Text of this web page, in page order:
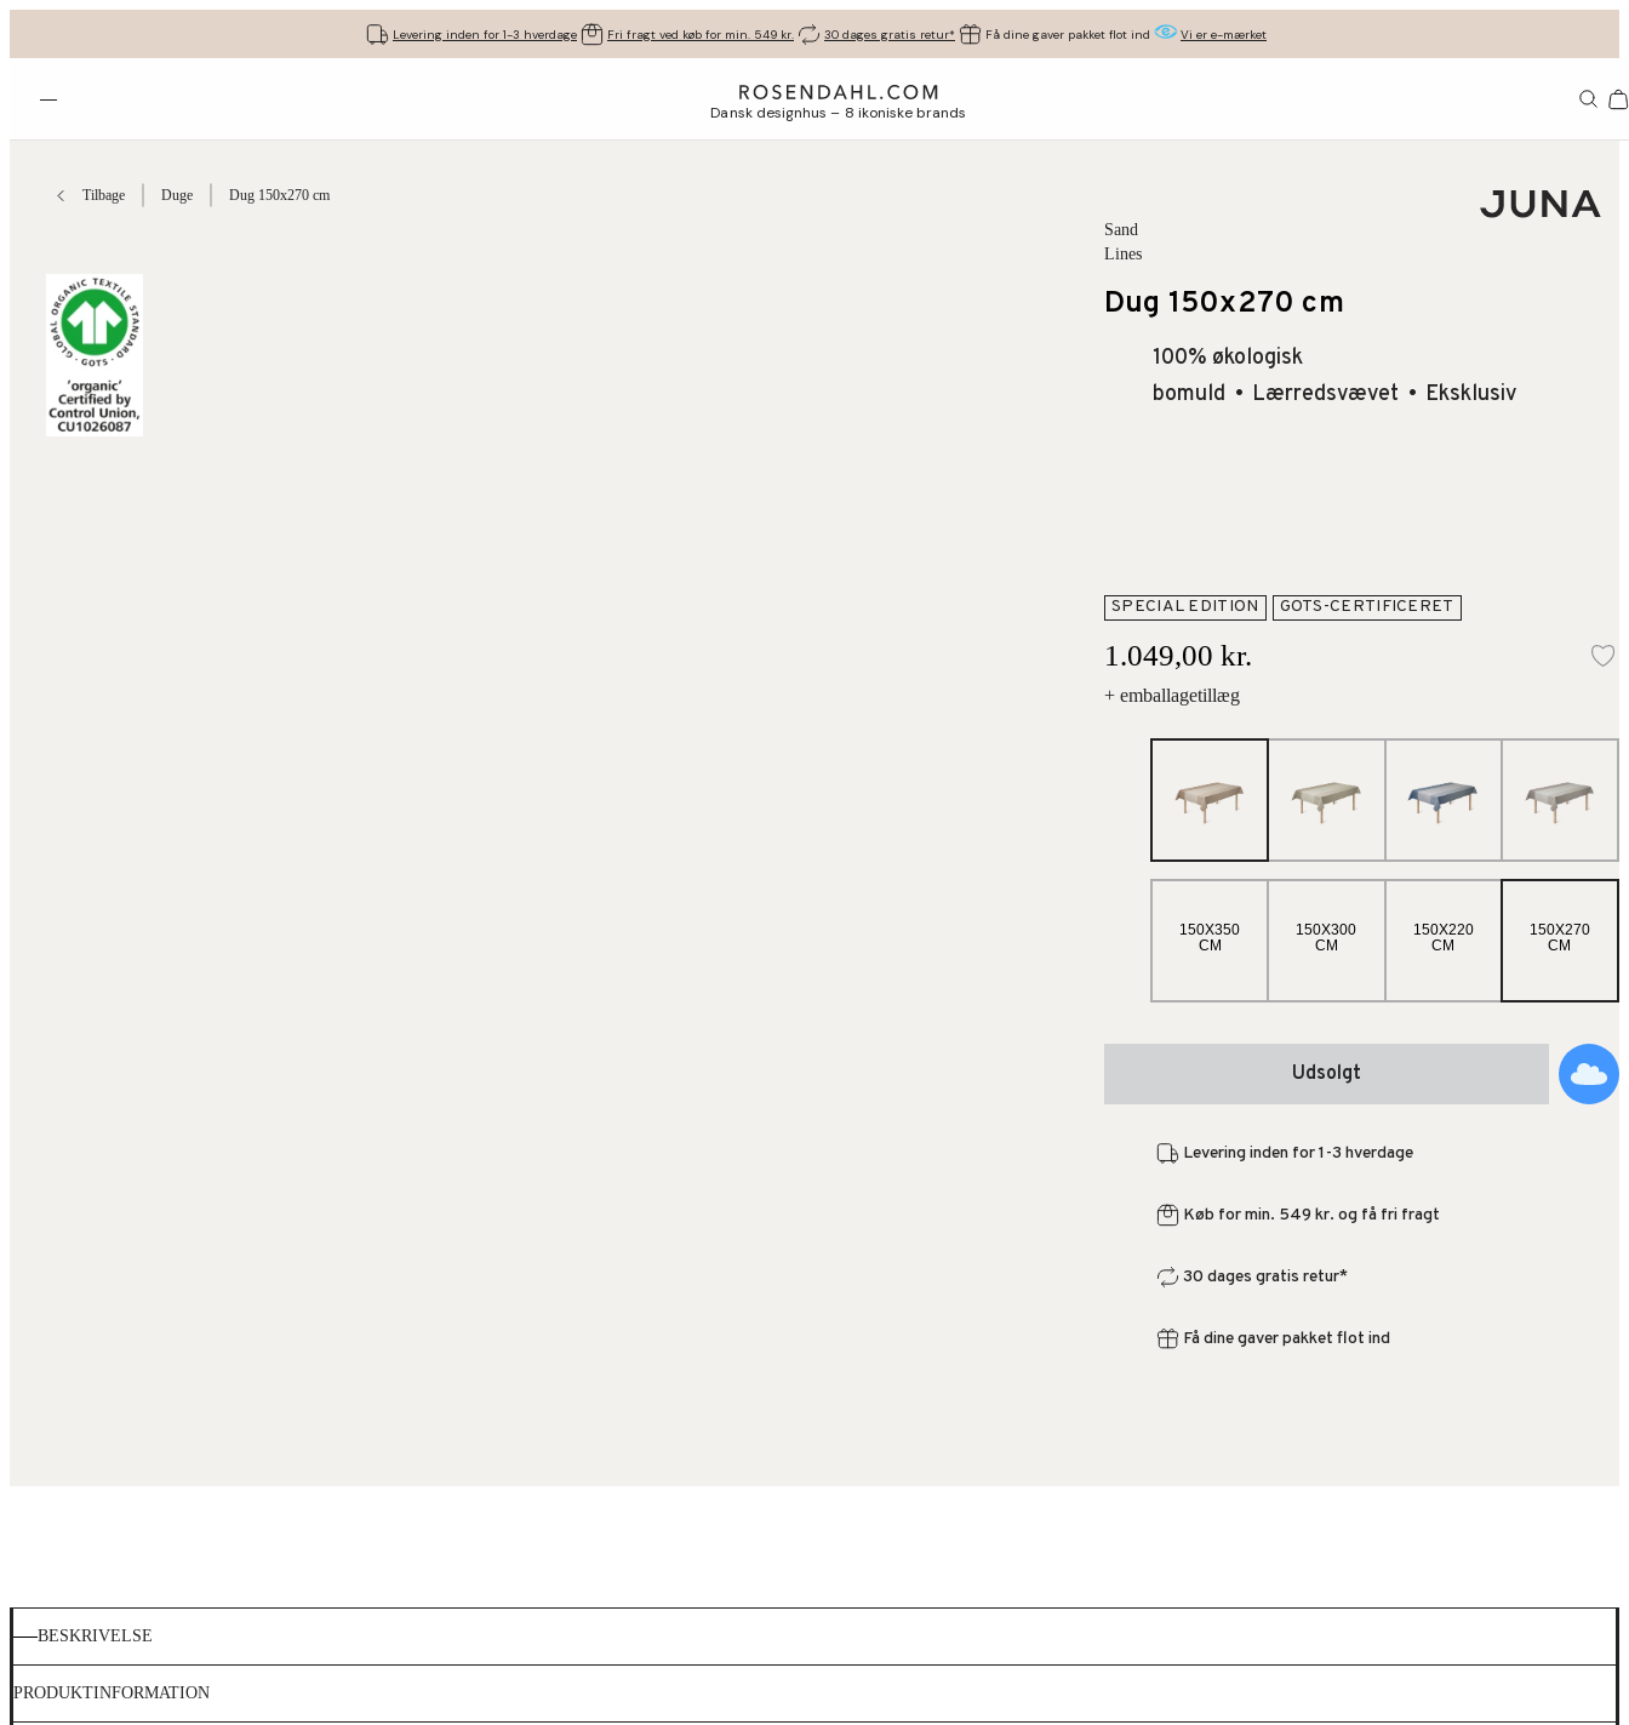
Levering inden for 1-3 hverdage Fri fragt ved køb for min. 549 kr. 30 dages gratis retur* Få dine gaver pakket flot ind Vi er e-mærket
Åbn menuen Dansk designhus – 8 ikoniske brands
Tilbage Duge Dug 150x270 cm
Sand
Lines
Dug 150x270 cm
100% økologisk
bomuld
Lærredsvævet Eksklusiv
SPECIAL EDITION GOTS-CERTIFICERET
1.049,00 kr.
+ emballagetillæg
150X350
CM
150X300
CM
150X220
CM
150X270
CM
Udsolgt
Levering inden for 1-3 hverdage
Køb for min. 549 kr. og få fri fragt
30 dages gratis retur*
Få dine gaver pakket flot ind
BESKRIVELSE
PRODUKTINFORMATION